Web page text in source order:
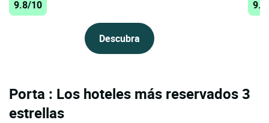
9.8/10
Descubra
Porta : Los hoteles más reservados 3
estrellas